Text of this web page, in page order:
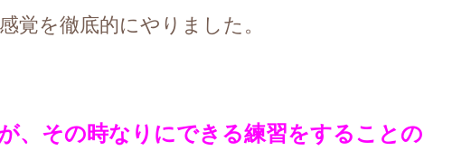
覚を徹底的にやりました。
、その時なりにできる練習をすることの